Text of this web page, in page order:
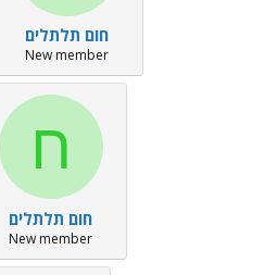
חום תלתלים
New member
ח
חום תלתלים
New member